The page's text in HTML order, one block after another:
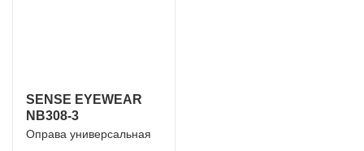
SENSE EYEWEAR
NB308-3
Оправа универсальная